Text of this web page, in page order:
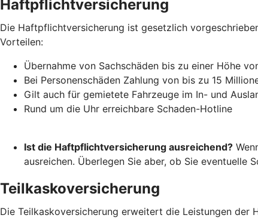
Haftpflichtversicherung
Die Haftpflichtversicherung ist gesetzlich
Vorteilen:
Übernahme von Sachschäden bis zu einer Höhe
Bei Personenschäden Zahlung von bis zu 15
Gilt auch für gemietete Fahrzeuge im In- und
Rund um die Uhr erreichbare Schaden-Hotline
Ist die Haftpflichtversicherung ausreichend?
ausreichen. Überlegen Sie aber, ob Sie eventuelle
Teilkaskoversicherung
Die Teilkaskoversicherung erweitert die Leistungen der